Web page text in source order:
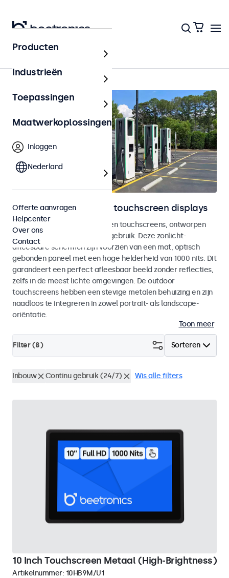
Home
Outdoor monitoren en touchscreen displays
Weersbestendige monitoren en touchscreens, ontworpen
voor zowel binnen- als buitengebruik. Deze zonlicht-
afleesbare schermen zijn voorzien van een mat, optisch
gebonden paneel met een hoge helderheid van 1000 nits. Dit
garandeert een perfect afleesbaar beeld zonder reflecties,
zelfs in de meest lichte omgevingen. De outdoor
touchscreens hebben een stevige metalen behuizing en zijn
naadloos te integreren in zowel portrait- als landscape-
oriëntatie.
Toon meer
Sorteren
Filter (8)
Inbouw Continu gebruik (24/7) Wis alle filters
10 Inch Touchscreen Metaal (High-Brightness)
Artikelnummer: 10HB9M/U1
Producten
Industrieën
Toepassingen
Maatwerkoplossingen
Inloggen
Nederland
Offerte aanvragen
Helpcenter
Over ons
Contact